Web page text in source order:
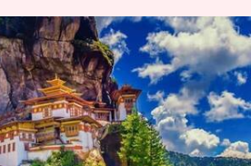
Kuno Bhutan
Wisata Ini
2024 11:54 am